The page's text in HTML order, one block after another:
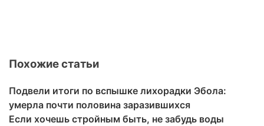
Похожие статьи
Подвели итоги по вспышке лихорадки Эбола:
умерла почти половина заразившихся
Если хочешь стройным быть, не забудь воды